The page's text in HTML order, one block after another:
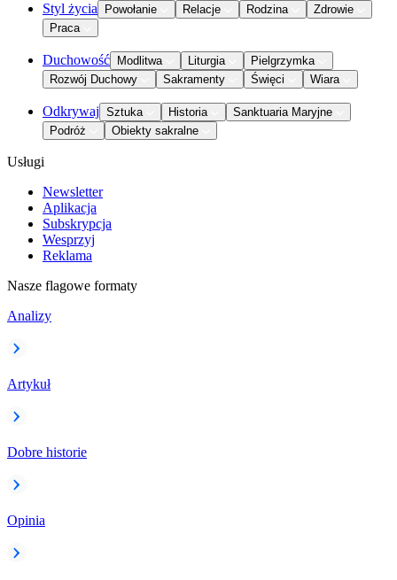
Styl życia Powołanie Relacje Rodzina
Zdrowie
Praca
Duchowość Modlitwa Liturgia
Pielgrzymka
Rozwój Duchowy
Sakramenty Święci Wiara
Odkrywaj Sztuka Historia
Sanktuaria Maryjne
Podróż
Obiekty sakralne
Usługi
Newsletter
Aplikacja
Subskrypcja
Wesprzyj
Reklama
Nasze flagowe formaty
Analizy
Artykuł
Dobre historie
Opinia